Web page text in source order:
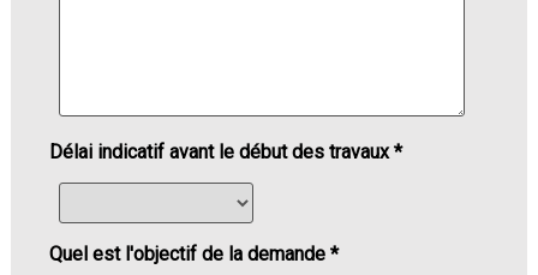
Délai indicatif avant le début des travaux *
Quel est l'objectif de la demande *